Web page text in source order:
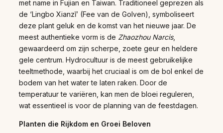
met name in Fujian en Taiwan. Traditioneel geprezen als
de ‘Lingbo Xianzǐ’ (Fee van de Golven), symboliseert
deze plant geluk en de komst van het nieuwe jaar. De
meest authentieke vorm is de Zhaozhou Narcis,
gewaardeerd om zijn scherpe, zoete geur en heldere
gele centrum. Hydrocultuur is de meest gebruikelijke
teeltmethode, waarbij het cruciaal is om de bol enkel de
bodem van het water te laten raken. Door de
temperatuur te variëren, kan men de bloei reguleren,
wat essentieel is voor de planning van de feestdagen.
Planten die Rijkdom en Groei Beloven